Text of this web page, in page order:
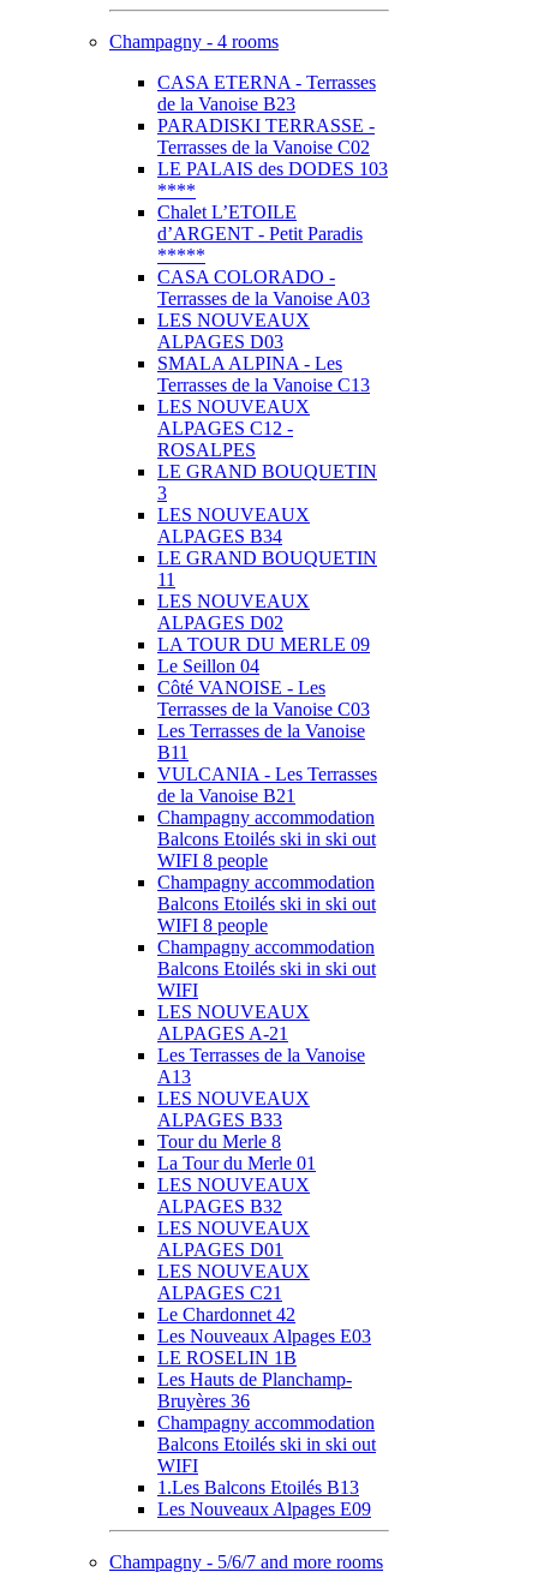
Champagny - 4 rooms
CASA ETERNA - Terrasses
de la Vanoise B23
PARADISKI TERRASSE -
Terrasses de la Vanoise C02
LE PALAIS des DODES 103
****
Chalet L’ETOILE
d’ARGENT - Petit Paradis
*****
CASA COLORADO -
Terrasses de la Vanoise A03
LES NOUVEAUX
ALPAGES D03
SMALA ALPINA - Les
Terrasses de la Vanoise C13
LES NOUVEAUX
ALPAGES C12 -
ROSALPES
LE GRAND BOUQUETIN
3
LES NOUVEAUX
ALPAGES B34
LE GRAND BOUQUETIN
11
LES NOUVEAUX
ALPAGES D02
LA TOUR DU MERLE 09
Le Seillon 04
Côté VANOISE - Les
Terrasses de la Vanoise C03
Les Terrasses de la Vanoise
B11
VULCANIA - Les Terrasses
de la Vanoise B21
Champagny accommodation
Balcons Etoilés ski in ski out
WIFI 8 people
Champagny accommodation
Balcons Etoilés ski in ski out
WIFI 8 people
Champagny accommodation
Balcons Etoilés ski in ski out
WIFI
LES NOUVEAUX
ALPAGES A-21
Les Terrasses de la Vanoise
A13
LES NOUVEAUX
ALPAGES B33
Tour du Merle 8
La Tour du Merle 01
LES NOUVEAUX
ALPAGES B32
LES NOUVEAUX
ALPAGES D01
LES NOUVEAUX
ALPAGES C21
Le Chardonnet 42
Les Nouveaux Alpages E03
LE ROSELIN 1B
Les Hauts de Planchamp-
Bruyères 36
Champagny accommodation
Balcons Etoilés ski in ski out
WIFI
1.Les Balcons Etoilés B13
Les Nouveaux Alpages E09
Champagny - 5/6/7 and more rooms